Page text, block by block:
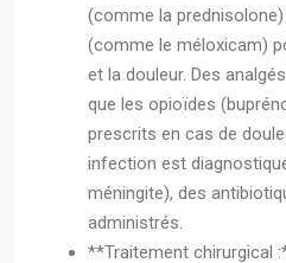
(comme la
(comme le méloxicam)
et la douleur. Des
que les opioïdes
prescrits en cas de
infection est
méningite), des
administrés.
**Traitement chirurgical